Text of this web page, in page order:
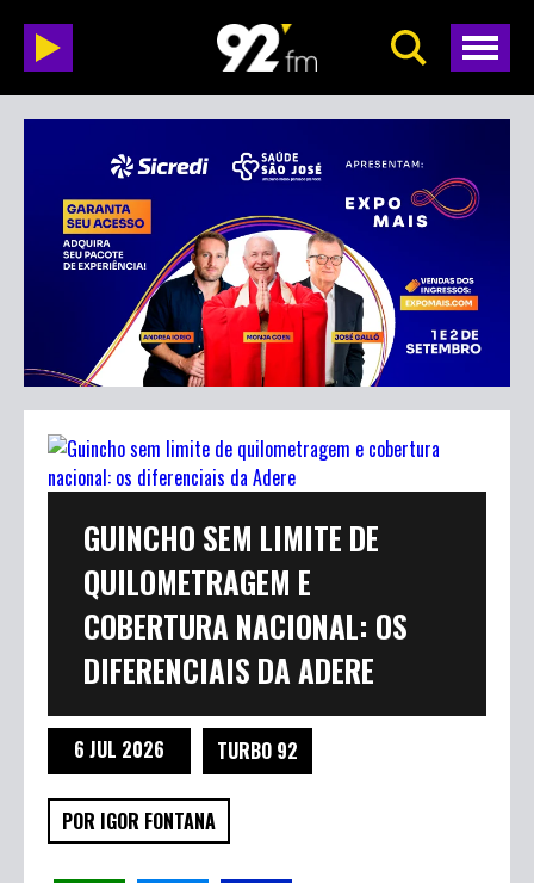
GUINCHO SEM LIMITE DE
QUILOMETRAGEM E
COBERTURA NACIONAL: OS
DIFERENCIAIS DA ADERE
6 JUL 2026 TURBO 92
POR IGOR FONTANA